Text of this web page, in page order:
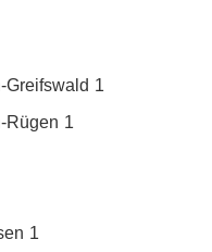
Greifswald 1
Rügen 1
1